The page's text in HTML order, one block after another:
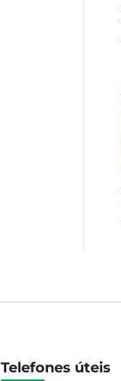
Telefones úteis